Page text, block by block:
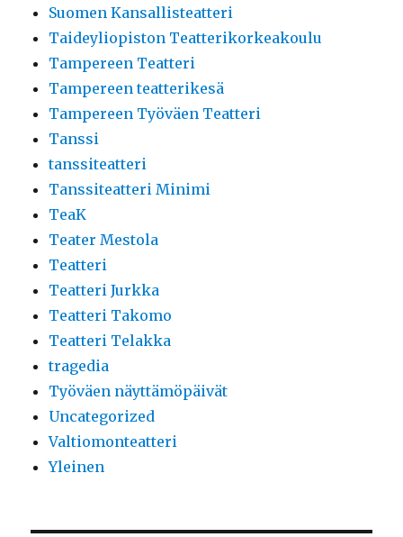
Suomen Kansallisteatteri
Taideyliopiston Teatterikorkeakoulu
Tampereen Teatteri
Tampereen teatterikesä
Tampereen Työväen Teatteri
Tanssi
tanssiteatteri
Tanssiteatteri Minimi
TeaK
Teater Mestola
Teatteri
Teatteri Jurkka
Teatteri Takomo
Teatteri Telakka
tragedia
Työväen näyttämöpäivät
Uncategorized
Valtiomonteatteri
Yleinen